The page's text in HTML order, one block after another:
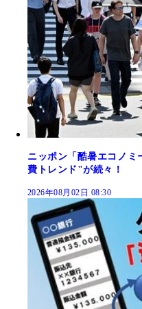
ニッポン「酷暑エコノ
費トレンド"が続々！
2026年08月02日 08:30